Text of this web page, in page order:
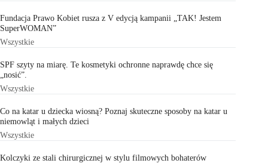
Fundacja Prawo Kobiet rusza z V edycją kampanii „TAK! Jestem
SuperWOMAN”
Wszystkie
SPF szyty na miarę. Te kosmetyki ochronne naprawdę chce się
„nosić”.
Wszystkie
Co na katar u dziecka wiosną? Poznaj skuteczne sposoby na katar u
niemowląt i małych dzieci
Wszystkie
Kolczyki ze stali chirurgicznej w stylu filmowych bohaterów